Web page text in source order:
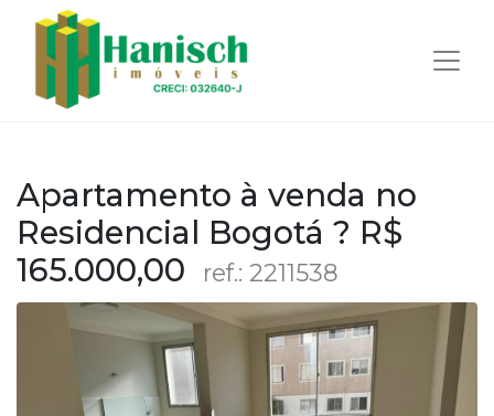
Apartamento à venda no
Residencial Bogotá ? R$
165.000,00
ref.: 2211538